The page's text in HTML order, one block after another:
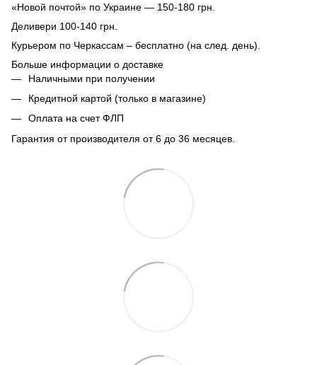
«Новой почтой» по Украине — 150-180 грн.
Деливери 100-140 грн.
Курьером по Черкассам – бесплатно (на след. день).
Больше информации о доставке
Наличными при получении
Кредитной картой (только в магазине)
Оплата на счет ФЛП
Гарантия от производителя от 6 до 36 месяцев.